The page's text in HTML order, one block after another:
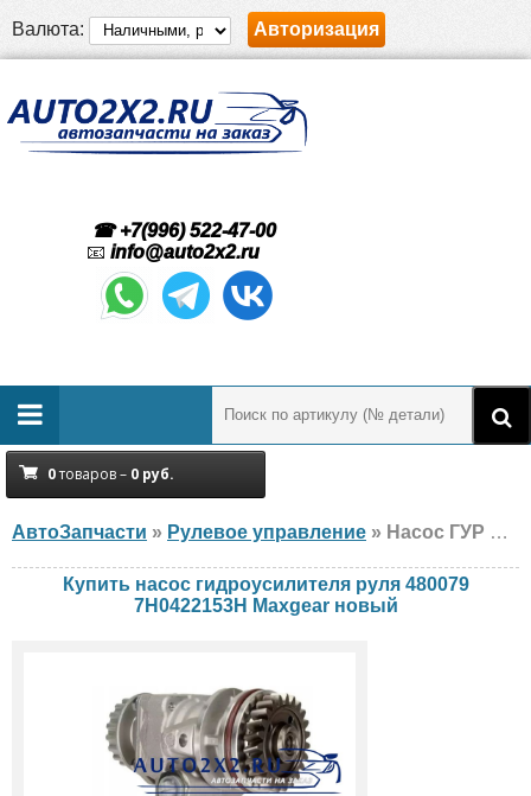
Валюта: Авторизация
☎ +7(996) 522-47-00
📧 info@auto2x2.ru
0товаров – 0 руб.
АвтоЗапчасти » Рулевое управление » Насос ГУР Maxgear 480079 7H0422153H Volkswagen, новый
Купить насос гидроусилителя руля 480079
7H0422153H Maxgear новый